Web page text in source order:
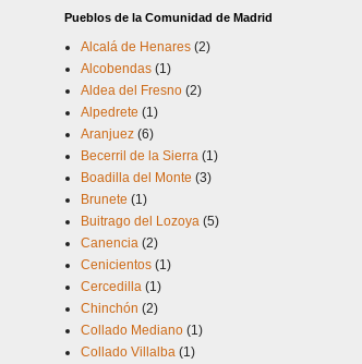
Pueblos de la Comunidad de Madrid
Alcalá de Henares (2)
Alcobendas (1)
Aldea del Fresno (2)
Alpedrete (1)
Aranjuez (6)
Becerril de la Sierra (1)
Boadilla del Monte (3)
Brunete (1)
Buitrago del Lozoya (5)
Canencia (2)
Cenicientos (1)
Cercedilla (1)
Chinchón (2)
Collado Mediano (1)
Collado Villalba (1)